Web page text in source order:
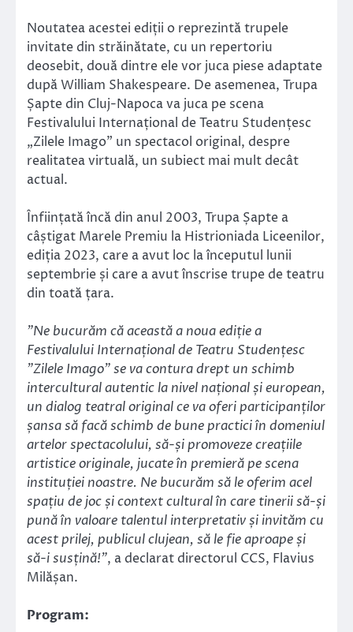
Noutatea acestei ediții o reprezintă trupele
invitate din străinătate, cu un repertoriu
deosebit, două dintre ele vor juca piese adaptate
după William Shakespeare. De asemenea, Trupa
Șapte din Cluj-Napoca va juca pe scena
Festivalului Internațional de Teatru Studențesc
„Zilele Imago” un spectacol original, despre
realitatea virtuală, un subiect mai mult decât
actual.
Înființată încă din anul 2003, Trupa Șapte a
câștigat Marele Premiu la Histrioniada Liceenilor,
ediția 2023, care a avut loc la începutul lunii
septembrie și care a avut înscrise trupe de teatru
din toată țara.
”Ne bucurăm că această a noua ediție a
Festivalului Internațional de Teatru Studențesc
”Zilele Imago” se va contura drept un schimb
intercultural autentic la nivel național și european,
un dialog teatral original ce va oferi participanților
șansa să facă schimb de bune practici în domeniul
artelor spectacolului, să-și promoveze creațiile
artistice originale, jucate în premieră pe scena
instituției noastre. Ne bucurăm să le oferim acel
spațiu de joc și context cultural în care tinerii să-și
pună în valoare talentul interpretativ și invităm cu
acest prilej, publicul clujean, să le fie aproape și
să-i susțină!”, a declarat directorul CCS, Flavius
Milășan.
Program: